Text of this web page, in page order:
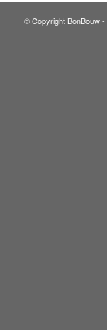
© Copyright BonBouw -